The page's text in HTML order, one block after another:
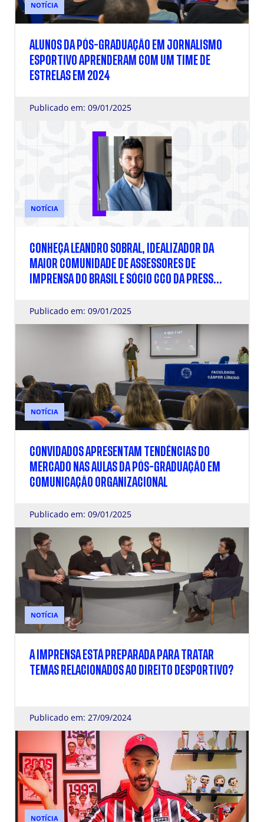
NOTÍCIA
ALUNOS DA PÓS-GRADUAÇÃO EM JORNALISMO
ESPORTIVO APRENDERAM COM UM TIME DE
ESTRELAS EM 2024
Publicado em: 09/01/2025
NOTÍCIA
CONHEÇA LEANDRO SOBRAL, IDEALIZADOR DA
MAIOR COMUNIDADE DE ASSESSORES DE
IMPRENSA DO BRASIL E SÓCIO CCO DA PRESS
Publicado em: 09/01/2025
NOTÍCIA
CONVIDADOS APRESENTAM TENDÊNCIAS DO
MERCADO NAS AULAS DA PÓS-GRADUAÇÃO EM
COMUNICAÇÃO ORGANIZACIONAL
Publicado em: 09/01/2025
NOTÍCIA
A IMPRENSA ESTÁ PREPARADA PARA TRATAR
TEMAS RELACIONADOS AO DIREITO DESPORTIVO?
Publicado em: 27/09/2024
NOTÍCIA